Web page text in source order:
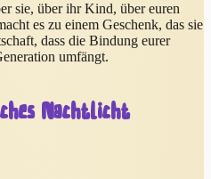
sie, über ihr Kind, über euren
es zu einem Geschenk, das sie
dass die Bindung eurer
umfängt.
Nachtlicht